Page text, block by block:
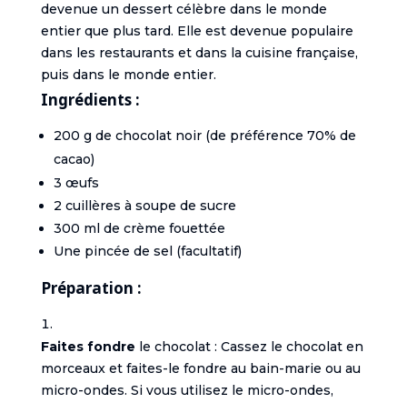
devenue un dessert célèbre dans le monde
entier que plus tard. Elle est devenue populaire
dans les restaurants et dans la cuisine française,
puis dans le monde entier.
Ingrédients :
200 g de chocolat noir (de préférence 70% de
cacao)
3 œufs
2 cuillères à soupe de sucre
300 ml de crème fouettée
Une pincée de sel (facultatif)
Préparation :
Faites fondre le chocolat : Cassez le chocolat en
morceaux et faites-le fondre au bain-marie ou au
micro-ondes. Si vous utilisez le micro-ondes,